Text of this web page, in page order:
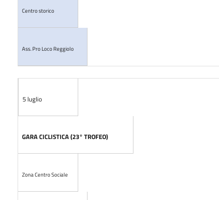
Centro storico
Ass. Pro Loco Reggiolo
5 luglio
GARA CICLISTICA (23° TROFEO)
Zona Centro Sociale